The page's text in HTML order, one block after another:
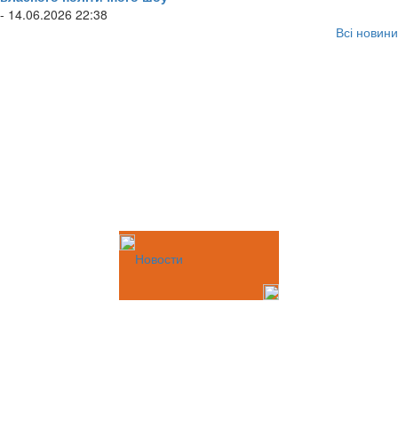
- 14.06.2026 22:38
Всі новини
Новости